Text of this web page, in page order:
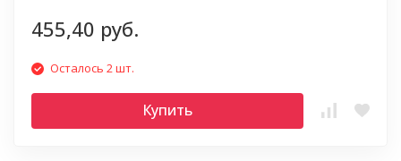
455,40 руб.
Осталось 2 шт.
Купить